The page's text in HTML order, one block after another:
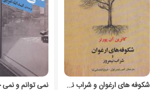
شکوفه های ارغوان و شراب نیمروز نمی توانم و